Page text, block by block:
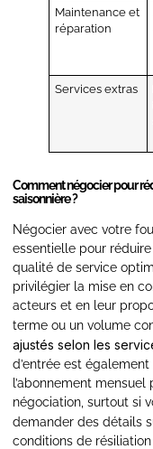
Maintenance et
réparation
Services extras
Comment négocier pour
saisonnière ?
Négocier avec votre
essentielle pour
qualité de service
privilégier la mise en
acteurs et en leur
terme ou un volume
ajustés selon les
d’entrée est
l’abonnement
négociation, surtout si
demander des détails
conditions de